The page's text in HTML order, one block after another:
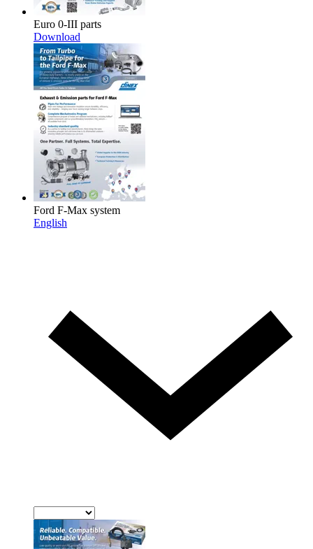
Euro 0-III parts
Download
Ford F-Max system
English